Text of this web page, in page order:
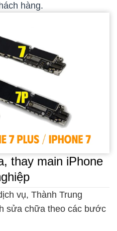
hàng.
thay main iPhone
vụ, Thành Trung
sửa chữa theo các bước